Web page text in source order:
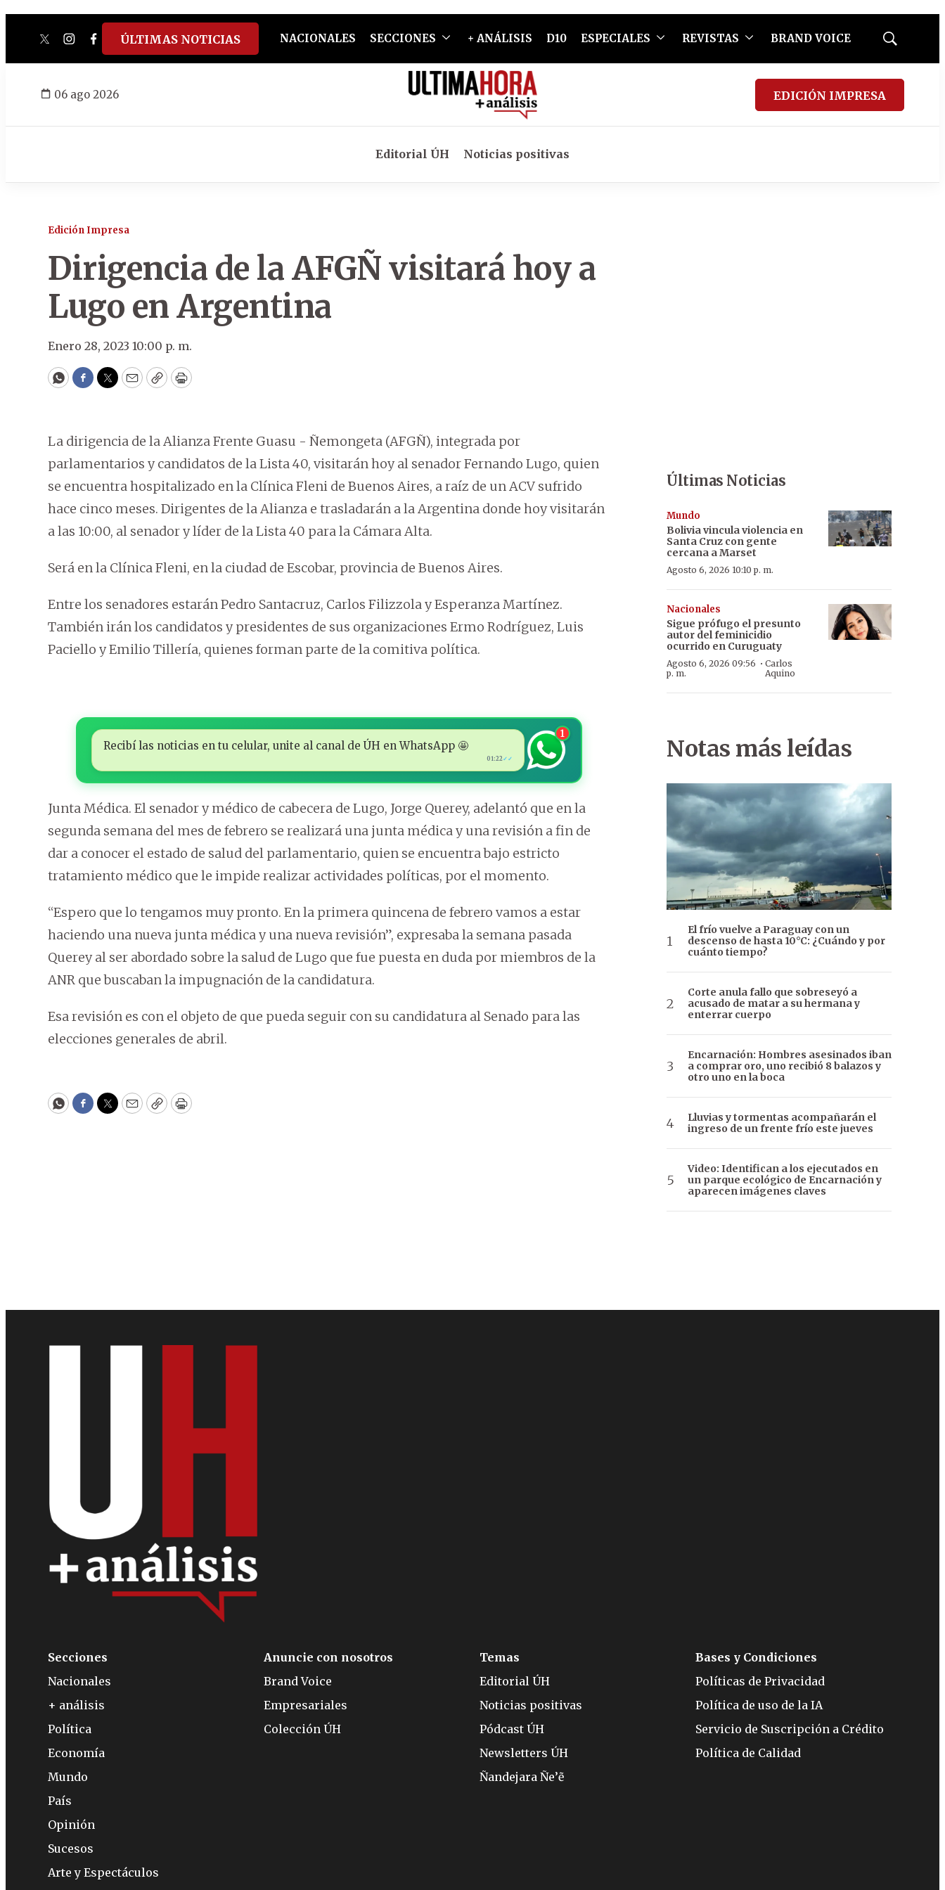
twitterinstagram
facebook
tiktokyoutube
spotify
ÚLTIMAS NOTICIAS NACIONALES SECCIONES + ANÁLISIS D10 ESPECIALES REVISTAS BRAND VOICE
Mostrar
06 ago 2026 EDICIÓN IMPRESA
Editorial ÚH Noticias positivas
Edición Impresa
Dirigencia de la AFGÑ visitará hoy a
Lugo en Argentina
Enero 28, 2023 10:00 p. m.
WhatsApp
Facebook
Twitter
EmailCopyPrint
La dirigencia de la Alianza Frente Guasu - Ñemongeta (AFGÑ), integrada por
parlamentarios y candidatos de la Lista 40, visitarán hoy al senador Fernando Lugo, quien
se encuentra hospitalizado en la Clínica Fleni de Buenos Aires, a raíz de un ACV sufrido
hace cinco meses. Dirigentes de la Alianza e trasladarán a la Argentina donde hoy visitarán
a las 10:00, al senador y líder de la Lista 40 para la Cámara Alta.
Será en la Clínica Fleni, en la ciudad de Escobar, provincia de Buenos Aires.
Entre los senadores estarán Pedro Santacruz, Carlos Filizzola y Esperanza Martínez.
También irán los candidatos y presidentes de sus organizaciones Ermo Rodríguez, Luis
Paciello y Emilio Tillería, quienes forman parte de la comitiva política.
Recibí las noticias en tu celular, unite al canal de ÚH en WhatsApp 🤩
01:22✓✓
1
Junta Médica. El senador y médico de cabecera de Lugo, Jorge Querey, adelantó que en la
segunda semana del mes de febrero se realizará una junta médica y una revisión a fin de
dar a conocer el estado de salud del parlamentario, quien se encuentra bajo estricto
tratamiento médico que le impide realizar actividades políticas, por el momento.
“Espero que lo tengamos muy pronto. En la primera quincena de febrero vamos a estar
haciendo una nueva junta médica y una nueva revisión”, expresaba la semana pasada
Querey al ser abordado sobre la salud de Lugo que fue puesta en duda por miembros de la
ANR que buscaban la impugnación de la candidatura.
Esa revisión es con el objeto de que pueda seguir con su candidatura al Senado para las
elecciones generales de abril.
WhatsApp
Facebook
Twitter
EmailCopyPrint
Últimas Noticias
Mundo
Bolivia vincula violencia en
Santa Cruz con gente
cercana a Marset
Agosto 6, 2026 10:10 p. m.
Nacionales
Sigue prófugo el presunto
autor del feminicidio
ocurrido en Curuguaty
Agosto 6, 2026 09:56
p. m.
·Carlos
Aquino
Notas más leídas
El frío vuelve a Paraguay con un
descenso de hasta 10°C: ¿Cuándo y por
cuánto tiempo?
Corte anula fallo que sobreseyó a
acusado de matar a su hermana y
enterrar cuerpo
Encarnación: Hombres asesinados iban
a comprar oro, uno recibió 8 balazos y
otro uno en la boca
Lluvias y tormentas acompañarán el
ingreso de un frente frío este jueves
Video: Identifican a los ejecutados en
un parque ecológico de Encarnación y
aparecen imágenes claves
Secciones
Nacionales
+ análisis
Política
Economía
Mundo
País
Opinión
Sucesos
Arte y Espectáculos
Anuncie con nosotros
Brand Voice
Empresariales
Colección ÚH
Temas
Editorial ÚH
Noticias positivas
Pódcast ÚH
Newsletters ÚH
Ñandejara Ñe’ẽ
Bases y Condiciones
Políticas de Privacidad
Política de uso de la IA
Servicio de Suscripción a Crédito
Política de Calidad